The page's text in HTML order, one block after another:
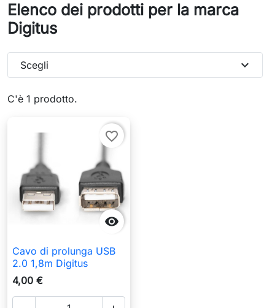
Elenco dei prodotti per la marca
Digitus
C'è 1 prodotto.
Scegli expand_more

favorite_border
Cavo di prolunga USB
2.0 1,8m Digitus
4,00 €